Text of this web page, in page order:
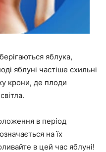
яблука,
яблуні частіше схильні
крони, де плоди
в період
на їх
в цей час яблуні!